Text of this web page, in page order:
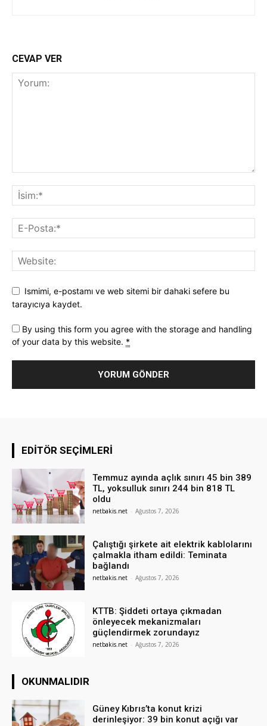
CEVAP VER
Ismimi, e-postamı ve web sitemi bir dahaki sefere bu
tarayıcıya kaydet.
By using this form you agree with the storage and handling
of your data by this website. *
EDITÖR SEÇIMLERI
Temmuz ayında açlık sınırı 45 bin 389
TL, yoksulluk sınırı 244 bin 818 TL
oldu
netbakis.net - Ağustos 7, 2026
Çalıştığı şirkete ait elektrik kablolarını
çalmakla itham edildi: Teminata
bağlandı
netbakis.net - Ağustos 7, 2026
KTTB: Şiddeti ortaya çıkmadan
önleyecek mekanizmaları
güçlendirmek zorundayız
netbakis.net - Ağustos 7, 2026
OKUNMALIDIR
Güney Kıbrıs’ta konut krizi
derinleşiyor: 39 bin konut açığı var